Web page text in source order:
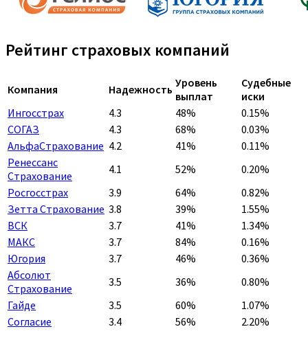
Рейтинг страховых компаний
Компания Надежность Уровень
выплат
Судебные
иски
Ингосстрах
4.3 48%
0.15%
СОГАЗ
4.3 68%
0.03%
АльфаСтрахование 4.2 41%
0.11%
Ренессанс
Страхование
4.1 52%
0.20%
Росгосстрах
3.9 64%
0.82%
Зетта Страхование 3.8 39%
1.55%
ВСК
3.7 41%
1.34%
МАКС
3.7 84%
0.16%
Югория
3.7 46%
0.36%
Абсолют
Страхование
3.5 36%
0.80%
Гайде
3.5 60%
1.07%
Согласие
3.4 56%
2.20%